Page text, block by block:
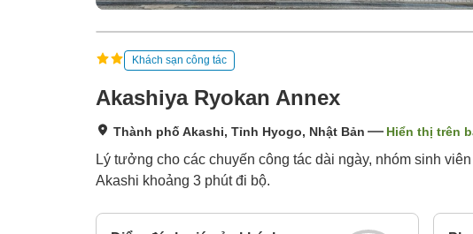
Khách sạn công tác
Akashiya Ryokan Annex
Thành phố Akashi, Tỉnh Hyogo, Nhật Bản Hiển thị trên
Lý tưởng cho các chuyến công tác dài ngày, nhóm sinh
Akashi khoảng 3 phút đi bộ.